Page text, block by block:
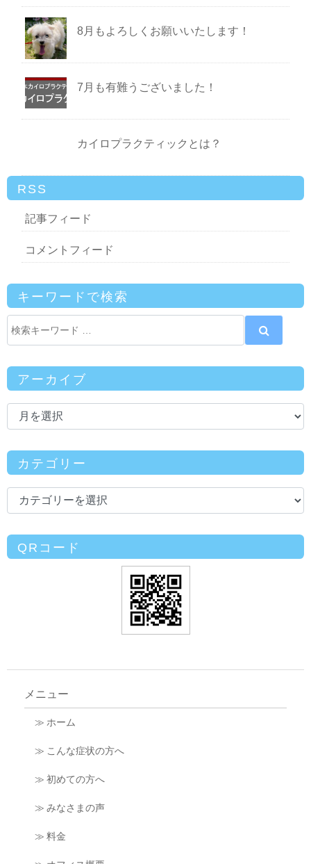
8月もよろしくお願いいたします！
7月も有難うございました！
カイロプラクティックとは？
RSS
記事フィード
コメントフィード
キーワードで検索
アーカイブ
カテゴリー
QRコード
メニュー
≫ ホーム
≫ こんな症状の方へ
≫ 初めての方へ
≫ みなさまの声
≫ 料金